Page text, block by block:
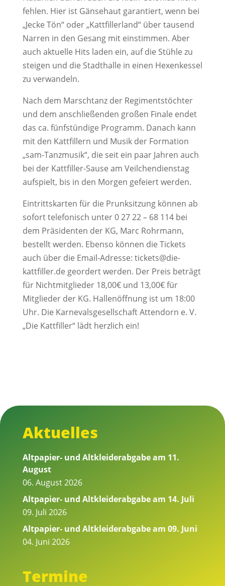
fehlen. Hier ist Gänsehaut garantiert, wenn bei
„Jecke Tön“ oder „Kattfillerland“ über tausend
Narren in den Gesang mit einstimmen. Aber
auch aktuelle Hits laden ein, auf die Stühle zu
steigen und die Stadthalle in einen Hexenkessel
zu verwandeln.
Nach dem Marschtanz der Regimentstöchter
und dem anschließenden großen Finale endet
das ca. fünfstündige Programm. Danach kann
mit den Kattfillern und Musik der Formation
„sam-Tanzmusik“, die seit ein paar Jahren auch
bei der Kattfiller-Sause am Veilchendienstag
aufspielt, bis in den Morgen gefeiert werden.
Eintrittskarten für die Prunksitzung können ab
sofort telefonisch unter 0 27 22 – 68 114 bei
dem Präsidenten der KG, Marc Rohrmann,
bestellt werden. Ebenso können die Tickets
auch über die Email-Adresse: tickets@die-
kattfiller.de geordert werden. Der Preis beträgt
für Nichtmitglieder 18,00€ und 13,00€ für
Mitglieder der KG. Hallenöffnung ist um 18:00
Uhr. Die Karnevalsgesellschaft Attendorn e. V.
„Die Kattfiller“ lädt herzlich ein!
Aktuelles
Altpapier- und Altkleiderabgabe am 11.
August
06. August 2026
Altpapier- und Altkleiderabgabe am 14. Juli
09. Juli 2026
Altpapier- und Altkleiderabgabe am 09. Juni
04. Juni 2026
Termine